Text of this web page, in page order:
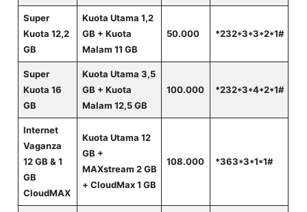
Super
Kuota 12,2
GB
Kuota Utama 1,2
GB + Kuota
Malam 11 GB
50.000 *232*3*3*2*1#
Super
Kuota 16
GB
Kuota Utama 3,5
GB + Kuota
Malam 12,5 GB
100.000 *232*3*4*2*1#
Internet
Vaganza
12 GB & 1
GB
CloudMAX
Kuota Utama 12
GB +
MAXstream 2 GB
+ CloudMax 1 GB
108.000 *363*3*1*1#